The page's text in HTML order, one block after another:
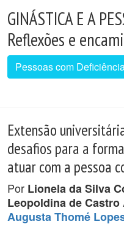
GINÁSTICA E A
Reflexões e
Pessoas com
Extensão
desafios para a
atuar com a pessoa
Por Lionela da Silva
Leopoldina de Castro
Augusta Thomé